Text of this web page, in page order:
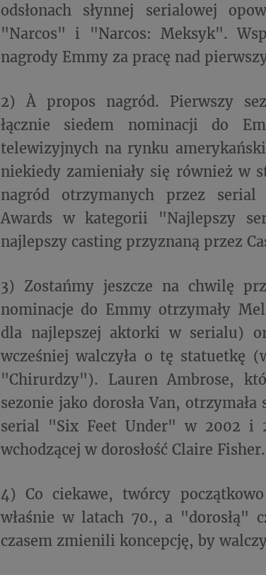
odsłonach słynnej serialowej
"Narcos" i "Narcos: Meksyk".
nagrody Emmy za pracę nad
2) À propos nagród. Pierwszy
łącznie siedem nominacji do
telewizyjnych na rynku
niekiedy zamieniały się również w
nagród otrzymanych przez
Awards w kategorii "Najlepszy
najlepszy casting przyznaną przez
3) Zostańmy jeszcze na chwilę
nominacje do Emmy otrzymały
dla najlepszej aktorki w serialu)
wcześniej walczyła o tę statuetkę
"Chirurdzy"). Lauren Ambrose,
sezonie jako dorosła Van,
serial "Six Feet Under" w 2002 i
wchodzącej w dorosłość Claire Fisher.
4) Co ciekawe, twórcy
właśnie w latach 70., a "dorosłą"
czasem zmienili koncepcję, by